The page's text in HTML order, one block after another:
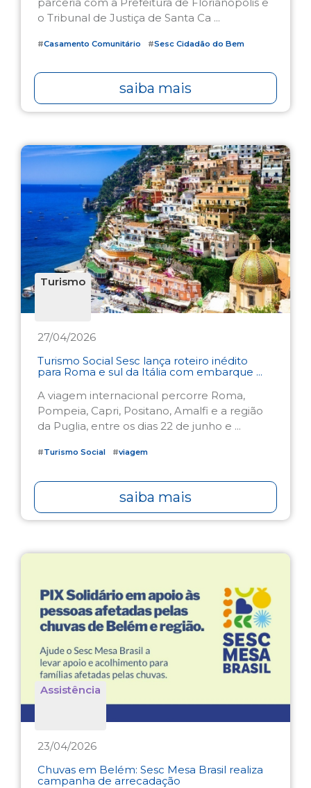
o Tribunal de Justiça de Santa Ca ...
#Casamento Comunitário #Sesc Cidadão do Bem
saiba mais
Turismo
27/04/2026
Turismo Social Sesc lança roteiro inédito
para Roma e sul da Itália com embarque ...
A viagem internacional percorre Roma,
Pompeia, Capri, Positano, Amalfi e a região
da Puglia, entre os dias 22 de junho e ...
#Turismo Social #viagem
saiba mais
Assistência
23/04/2026
Chuvas em Belém: Sesc Mesa Brasil realiza
campanha de arrecadação